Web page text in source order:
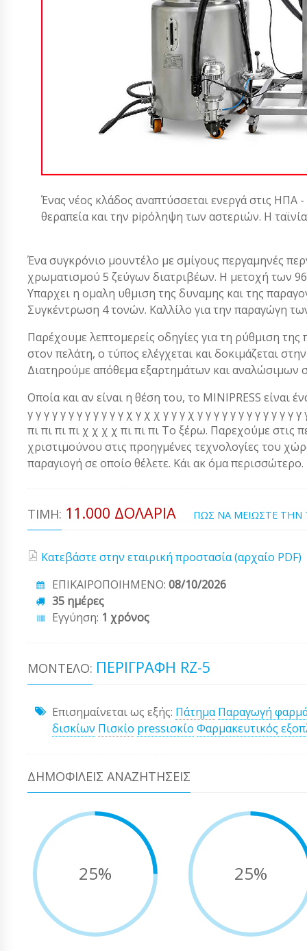
Ένας νέος κλάδος αναπτύσσεται ενεργά στις ΗΠΑ -
θεραπεία και την piρόληψη των αστεριών. Η
Ένα συγκρόνιο μουντέλο με σμίγους περγαμηνές
χρωματισμού 5 ζεύγων διατριβέων. Η μετοχή των
Υπαρχει η ομαλη υθμιση της δυναμης και της
Συγκέντρωση 4 τονών. Καλλίλο για την παραγώγη
Παρέχουμε λεπτομερείς οδηγίες για τη ρύθμιση
στον πελάτη, ο τύπος ελέγχεται και δοκιμάζεται
Διατηρούμε απόθεμα εξαρτημάτων και αναλώσιμων
Οποία και αν είναι η θέση του, το MINIPRESS είναι
γ γ γ γ γ γ γ γ γ γ γ γ χ γ χ χ γ γ γ χ γ γ γ γ γ γ γ γ γ γ
πι πι πι πι χ χ χ χ πι πι πι Το ξέρω. Παρεχούμε στις
χριστιμούνου στις προηγμένες τεχνολογίες του
παραγιογή σε οποίο θέλετε. Κάι ακ όμα περισσώτερο.
ΤΙΜΉ: 11.000 ΔΟΛΆΡΙΑ ΠΩΣ ΝΑ ΜΕΙΩΣΤΕ ΤΗΝ
Κατεβάστε στην εταιρική προστασία (αρχαίο PDF)
ΕΠΙΚΑΙΡΟΠΟΙΗΜΕΝΟ: 08/10/2026
35 ημέρες
Εγγύηση: 1 χρόνος
ΜΟΝΤΈΛΟ: ΠΕΡΙΓΡΑΦΉ RZ-5
Επισημαίνεται ως εξής: Πάτημα Παραγωγή
δισκίων Πισκίο pressισκίο Φαρμακευτικός
ΔΗΜΟΦΙΛΕΊΣ ΑΝΑΖΗΤΉΣΕΙΣ
25% 25%